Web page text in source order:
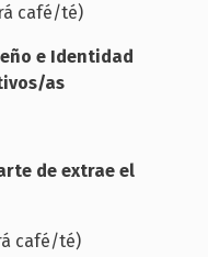
café/té)
e Identidad
as
de extrae el
café/té)